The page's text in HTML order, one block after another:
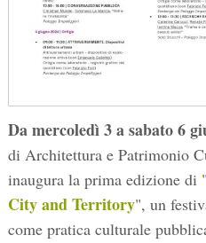
Da mercoledì 3 a sabato 6
di Architettura e Patrimonio
inaugura la prima edizione di "
City and Territory", un
come pratica culturale